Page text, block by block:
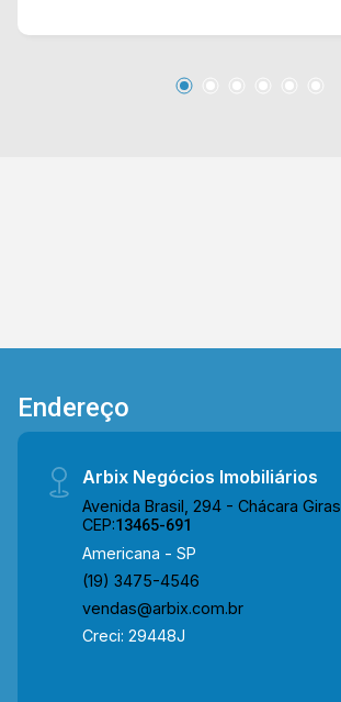
3475-4546
Endereço
Arbix Negócios Imobiliários
Avenida Brasil, 294 - Chácara
CEP:13465-691
Americana - SP
(19) 3475-4546
vendas@arbix.com.br
Creci: 29448J